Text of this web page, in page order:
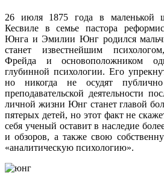
26 июля 1875 года в маленькой
Кесвиле в семье пастора
Юнга и Эмилии Юнг родился
станет известнейшим
Фрейда и основоположником
глубинной психологии. Его
но никогда не осудят
преподавательской деятельности
личной жизни Юнг станет главой
пятерых детей, но этот факт не
себя ученый оставит в наследие
и обзоров, а также свою
«аналитическую психологию».